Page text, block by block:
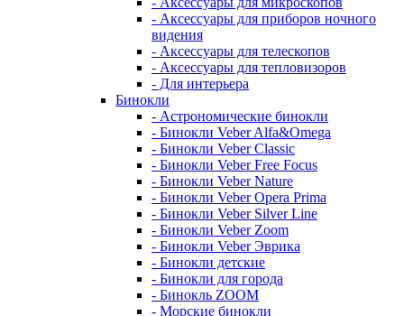
- Аксессуары для приборов ночного
видения
- Аксессуары для телескопов
- Аксессуары для тепловизоров
- Для интерьера
Бинокли
- Астрономические бинокли
- Бинокли Veber Alfa&Omega
- Бинокли Veber Classic
- Бинокли Veber Free Focus
- Бинокли Veber Nature
- Бинокли Veber Opera Prima
- Бинокли Veber Silver Line
- Бинокли Veber Zoom
- Бинокли Veber Эврика
- Бинокли детские
- Бинокли для города
- Бинокль ZOOM
- Морские бинокли